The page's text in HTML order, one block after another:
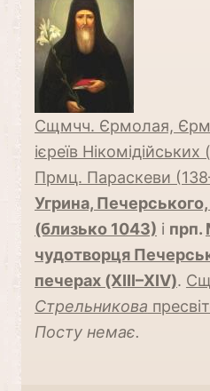
Сщмчч. Єрмолая,
ієреїв
Прмц. Параскеви
Угрина,
(близько 1043) і прп.
чудотворця
печерах (XIII–XIV).
Стрельникова
Посту немає.